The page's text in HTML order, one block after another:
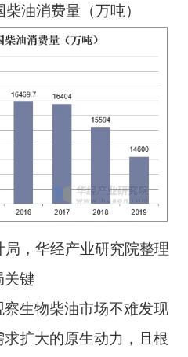
油消费量（万吨）
，华经产业研究院整理
关键
生物柴油市场不难发现
扩大的原生动力，且根